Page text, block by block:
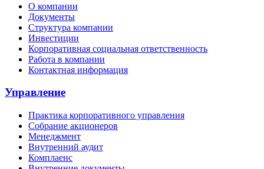
О компании
Документы
Структура компании
Инвестиции
Корпоративная социальная ответственность
Работа в компании
Контактная информация
Управление
Практика корпоративного управления
Собрание акционеров
Менеджмент
Внутренний аудит
Комплаенс